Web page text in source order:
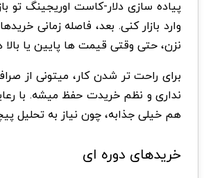
پیاده سازی دلار-کاست اوریجینگ تو
وارد بازار کنی. بعد، فاصله زمانی
نزن، حتی وقتی قیمت ها پایین یا
برای راحت تر شدن کار، میتونی از
نداری و نظم خریدت حفظ میشه. با
هم خیلی جذابه، چون نیاز به تحلیل
خریدهای دوره ای